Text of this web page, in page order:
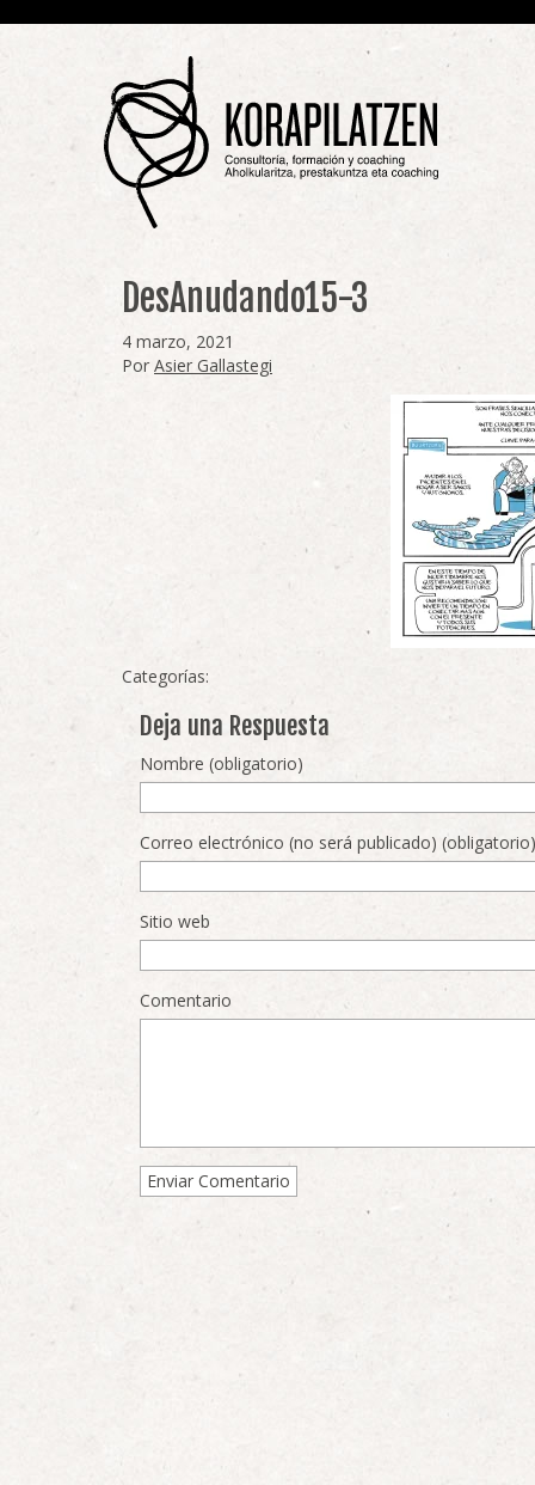
DesAnudando15-3
4 marzo, 2021
Por Asier Gallastegi
Categorías:
Deja una Respuesta
Nombre (obligatorio)
Correo electrónico (no será publicado) (obligatorio)
Sitio web
Comentario